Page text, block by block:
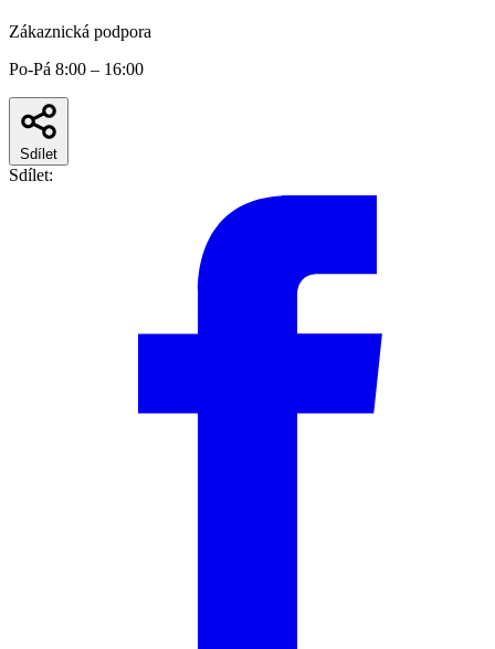
Zákaznická podpora
Po-Pá 8:00 – 16:00
Sdílet
Sdílet: